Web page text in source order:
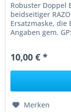
Robuster Doppel
beidseitiger
Ersatzmaske, die
Angaben gem.
10,00 € *
Merken